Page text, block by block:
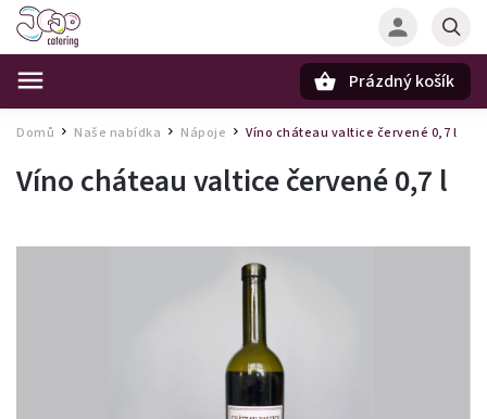
Prázdný košík
Domů / Naše nabídka / Nápoje / Víno cháteau valtice červené 0,7 l
Víno cháteau valtice červené 0,7 l